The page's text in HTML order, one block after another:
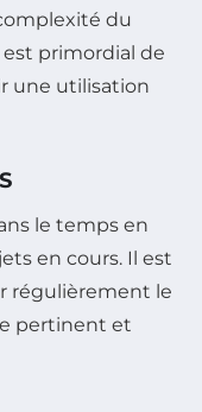
du
primordial de
une utilisation
le temps en
en cours. Il est
régulièrement le
pertinent et